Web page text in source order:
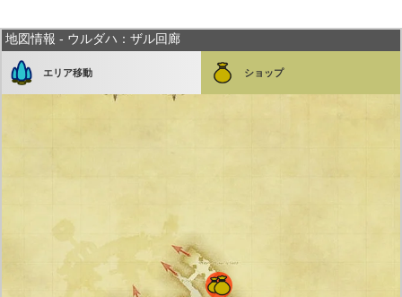
地図情報 - ウルダハ：ザル回廊
エリア移動 ショップ